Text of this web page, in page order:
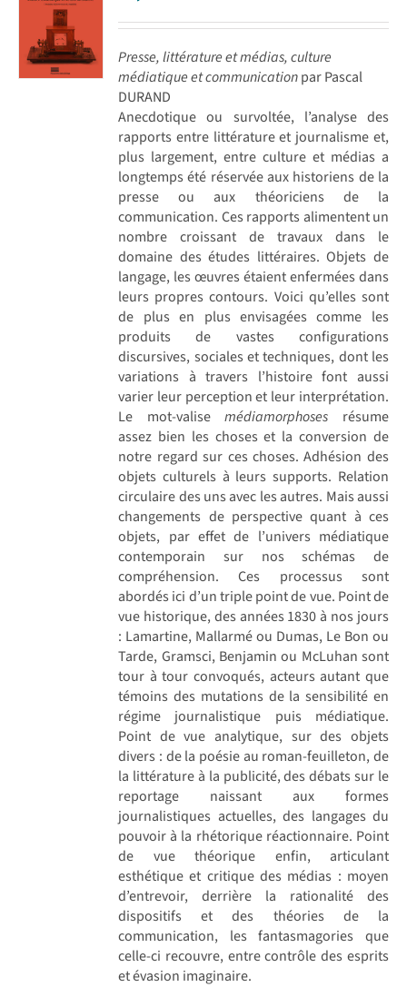
Presse, littérature et médias, culture
médiatique et communicationpar Pascal
DURAND
Anecdotique ou survoltée, l’analyse des
rapports entre littérature et journalisme et,
plus largement, entre culture et médias a
longtemps été réservée aux historiens de la
presse ou aux théoriciens de la
communication. Ces rapports alimentent un
nombre croissant de travaux dans le
domaine des études littéraires. Objets de
langage, les œuvres étaient enfermées dans
leurs propres contours. Voici qu’elles sont
de plus en plus envisagées comme les
produits de vastes configurations
discursives, sociales et techniques, dont les
variations à travers l’histoire font aussi
varier leur perception et leur interprétation.
Le mot-valisemédiamorphoses résume
assez bien les choses et la conversion de
notre regard sur ces choses. Adhésion des
objets culturels à leurs supports. Relation
circulaire des uns avec les autres. Mais aussi
changements de perspective quant à ces
objets, par effet de l’univers médiatique
contemporain sur nos schémas de
compréhension. Ces processus sont
abordés ici d’un triple point de vue. Point de
vue historique, des années 1830 à nos jours
: Lamartine, Mallarmé ou Dumas, Le Bon ou
Tarde, Gramsci, Benjamin ou McLuhan sont
tour à tour convoqués, acteurs autant que
témoins des mutations de la sensibilité en
régime journalistique puis médiatique.
Point de vue analytique, sur des objets
divers : de la poésie au roman-feuilleton, de
la littérature à la publicité, des débats sur le
reportage naissant aux formes
journalistiques actuelles, des langages du
pouvoir à la rhétorique réactionnaire. Point
de vue théorique enfin, articulant
esthétique et critique des médias : moyen
d’entrevoir, derrière la rationalité des
dispositifs et des théories de la
communication, les fantasmagories que
celle-ci recouvre, entre contrôle des esprits
et évasion imaginaire.